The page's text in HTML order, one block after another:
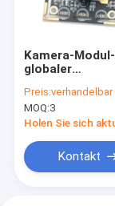
Kamera-Modul-
globaler
OG02B10
für industrielle
Anwendungen
Bildverarbeitung
Preis:verhandelbar
MOQ:3
Kontakt